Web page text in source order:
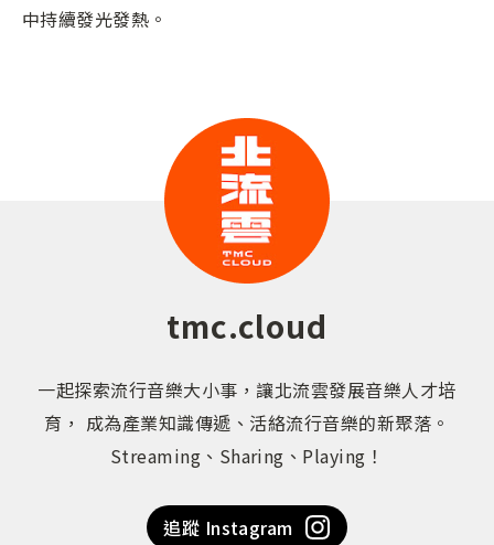
中持續發光發熱。
tmc.cloud
一起探索流行音樂大小事，讓北流雲發展音樂人才培
育， 成為產業知識傳遞、活絡流行音樂的新聚落。
Streaming、Sharing、Playing！
追蹤 Instagram